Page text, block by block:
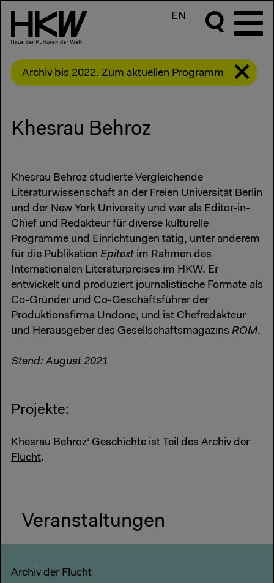
EN
Archiv bis 2022. Zum aktuellen Programm
Khesrau Behroz
Khesrau Behroz studierte Vergleichende
Literaturwissenschaft an der Freien Universität Berlin
und der New York University und war als Editor-in-
Chief und Redakteur für diverse kulturelle
Programme und Einrichtungen tätig, unter anderem
für die Publikation Epitext im Rahmen des
Internationalen Literaturpreises im HKW. Er
entwickelt und produziert journalistische Formate als
Co-Gründer und Co-Geschäftsführer der
Produktionsfirma Undone, und ist Chefredakteur
und Herausgeber des Gesellschaftsmagazins ROM.
Stand: August 2021
Projekte:
Khesrau Behroz‘ Geschichte ist Teil des Archiv der
Flucht.
Veranstaltungen
Archiv der Flucht